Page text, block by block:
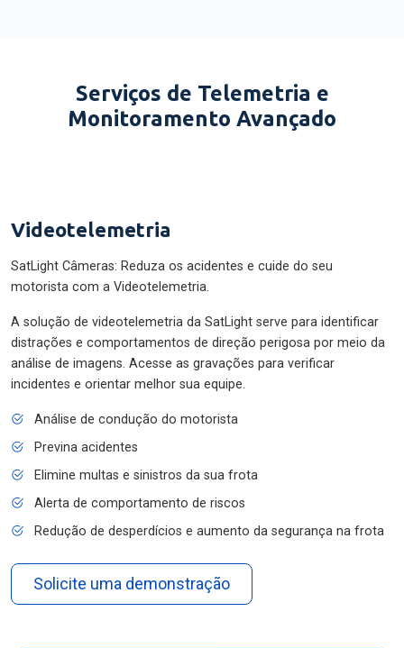
Serviços de Telemetria e
Monitoramento Avançado
Videotelemetria
SatLight Câmeras: Reduza os acidentes e cuide do seu
motorista com a Videotelemetria.
A solução de videotelemetria da SatLight serve para identificar
distrações e comportamentos de direção perigosa por meio da
análise de imagens. Acesse as gravações para verificar
incidentes e orientar melhor sua equipe.
Análise de condução do motorista
Previna acidentes
Elimine multas e sinistros da sua frota
Alerta de comportamento de riscos
Redução de desperdícios e aumento da segurança na frota
Solicite uma demonstração